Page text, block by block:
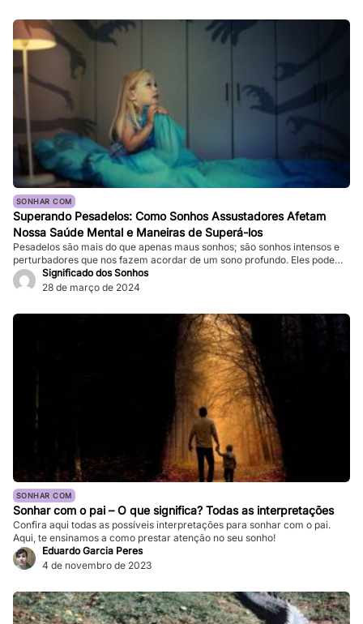
SONHAR COM
Superando Pesadelos: Como Sonhos Assustadores Afetam
Nossa Saúde Mental e Maneiras de Superá-los
Pesadelos são mais do que apenas maus sonhos; são sonhos intensos e
perturbadores que nos fazem acordar de um sono profundo. Eles podem
ser tão vívidos e assustadores que fazem nosso coração bater forte, e a
sensação de medo persiste mesmo depois de acordarmos. Enquanto
impactar significativamente nossa […]
Significado dos Sonhos
28 de março de 2024
SONHAR COM
Sonhar com o pai – O que significa? Todas as interpretações
Confira aqui todas as possíveis interpretações para sonhar com o pai.
Aqui, te ensinamos a como prestar atenção no seu sonho!
Eduardo Garcia Peres
4 de novembro de 2023